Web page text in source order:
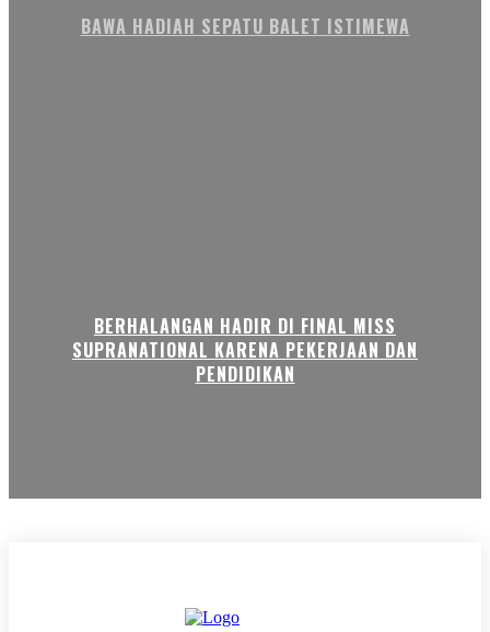
BAWA HADIAH SEPATU BALET ISTIMEWA
BERHALANGAN HADIR DI FINAL MISS
SUPRANATIONAL KARENA PEKERJAAN DAN
PENDIDIKAN